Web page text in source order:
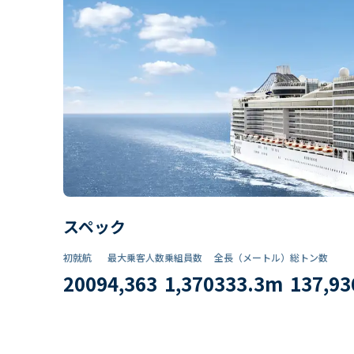
スペック
初就航
2009
最大乗客人数
4,363
乗組員数​
1,370
全長（メートル）
333.3m
総トン数​